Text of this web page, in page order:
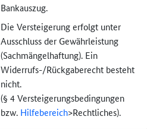
Bankauszug.
Die Versteigerung erfolgt unter
Ausschluss der Gewährleistung
(Sachmängel­haftung). Ein
Widerrufs-/Rückgaberecht besteht
nicht.
(§ 4 Versteigerungs­bedingungen
bzw. Hilfebereich>Rechtliches).